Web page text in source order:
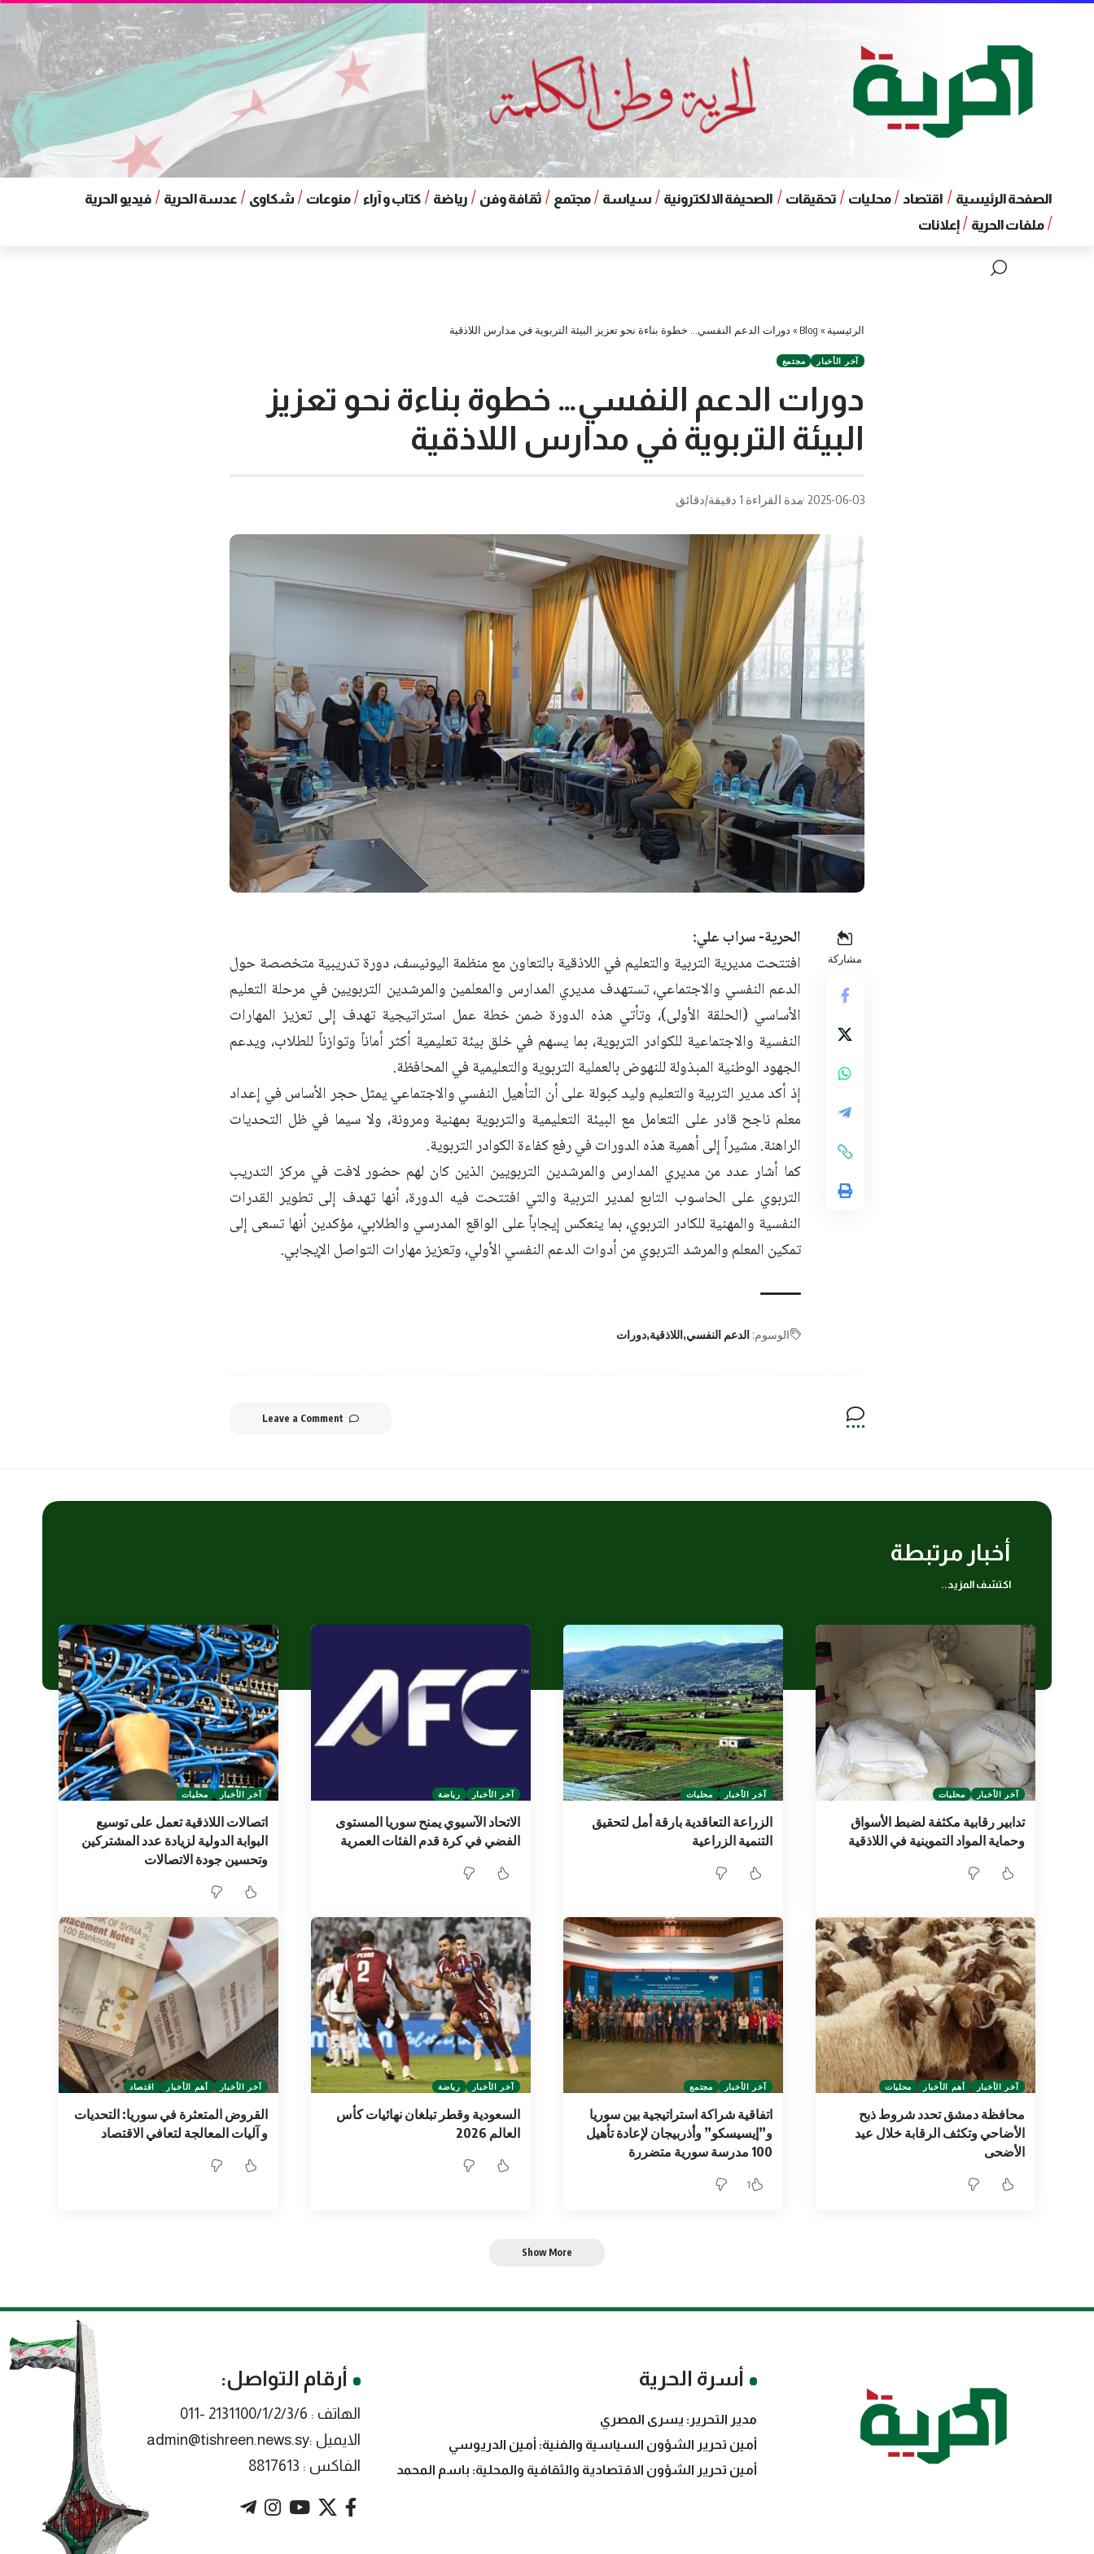
الصفحة الرئيسية اقتصاد محليات تحقيقات الصحيفة الالكترونية سياسة مجتمع ثقافة وفن رياضة كتاب و آراء منوعات شكاوى عدسة الحرية
فيديو الحرية
ملفات الحرية
إعلانات
الرئيسية »
Blog
» دورات الدعم النفسي… خطوة بناءة نحو تعزيز البيئة التربوية في مدارس اللاذقية
آخر الأخبار مجتمع
دورات الدعم النفسي… خطوة بناءة نحو تعزيز
البيئة التربوية في مدارس اللاذقية
2025-06-03 مدة القراءة 1 دقيقة/دقائق
مشاركة
الحرية- سراب علي:
افتتحت مديرية التربية والتعليم في اللاذقية بالتعاون مع منظمة اليونيسف، دورة تدريبية متخصصة حول
الدعم النفسي والاجتماعي، تستهدف مديري المدارس والمعلمين والمرشدين التربويين في مرحلة التعليم
الأساسي (الحلقة الأولى)، وتأتي هذه الدورة ضمن خطة عمل استراتيجية تهدف إلى تعزيز المهارات
النفسية والاجتماعية للكوادر التربوية، بما يسهم في خلق بيئة تعليمية أكثر أماناً وتوازناً للطلاب، ويدعم
الجهود الوطنية المبذولة للنهوض بالعملية التربوية والتعليمية في المحافظة.
إذ أكد مدير التربية والتعليم وليد كبولة على أن التأهيل النفسي والاجتماعي يمثل حجر الأساس في إعداد
معلم ناجح قادر على التعامل مع البيئة التعليمية والتربوية بمهنية ومرونة، ولا سيما في ظل التحديات
الراهنة. مشيراً إلى أهمية هذه الدورات في رفع كفاءة الكوادر التربوية.
كما أشار عدد من مديري المدارس والمرشدين التربويين الذين كان لهم حضور لافت في مركز التدريب
التربوي على الحاسوب التابع لمدير التربية والتي افتتحت فيه الدورة، أنها تهدف إلى تطوير القدرات
النفسية والمهنية للكادر التربوي، بما ينعكس إيجاباً على الواقع المدرسي والطلابي، مؤكدين أنها تسعى إلى
تمكين المعلم والمرشد التربوي من أدوات الدعم النفسي الأولي، وتعزيز مهارات التواصل الإيجابي.
الوسوم: الدعم النفسي اللاذقية دورات
Leave a Comment
أخبار مرتبطة
اكتشف المزيد..
آخر الأخبار محليات
تدابير رقابية مكثفة لضبط الأسواق
وحماية المواد التموينية في اللاذقية
آخر الأخبار محليات
الزراعة التعاقدية بارقة أمل لتحقيق
التنمية الزراعية
آخر الأخبار رياضة
الاتحاد الآسيوي يمنح سوريا المستوى
الفضي في كرة قدم الفئات العمرية
آخر الأخبار محليات
اتصالات اللاذقية تعمل على توسيع
البوابة الدولية لزيادة عدد المشتركين
وتحسين جودة الاتصالات
آخر الأخبار أهم الأخبار محليات
محافظة دمشق تحدد شروط ذبح
الأضاحي وتكثف الرقابة خلال عيد
الأضحى
آخر الأخبار مجتمع
اتفاقية شراكة استراتيجية بين سوريا
و”إيسيسكو” وأذربيجان لإعادة تأهيل
100 مدرسة سورية متضررة
1
آخر الأخبار رياضة
السعودية وقطر تبلغان نهائيات كأس
العالم 2026
آخر الأخبار أهم الأخبار اقتصاد
القروض المتعثرة في سوريا: التحديات
و آليات المعالجة لتعافي الاقتصاد
Show More
أسرة الحرية
مدير التحرير: يسرى المصري
أمين تحرير الشؤون السياسية والفنية: أمين الدريوسي
أمين تحرير الشؤون الاقتصادية والثقافية والمحلية: باسم المحمد
أرقام التواصل:
الهاتف : 2131100/1/2/3/6 -011
الايميل :admin@tishreen.news.sy
الفاكس : 8817613